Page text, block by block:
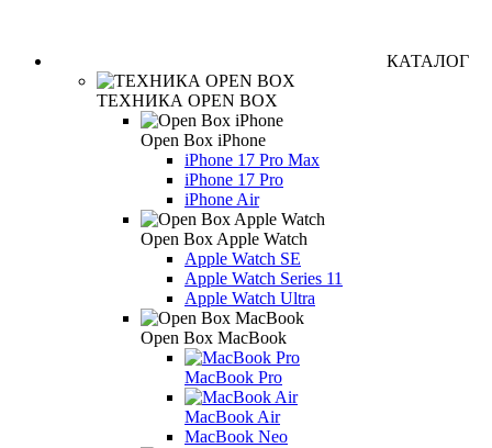
КАТАЛОГ
ТЕХНИКА OPEN BOX
Open Box iPhone
iPhone 17 Pro Max
iPhone 17 Pro
iPhone Air
Open Box Apple Watch
Apple Watch SE
Apple Watch Series 11
Apple Watch Ultra
Open Box MacBook
MacBook Pro
MacBook Air
MacBook Neo